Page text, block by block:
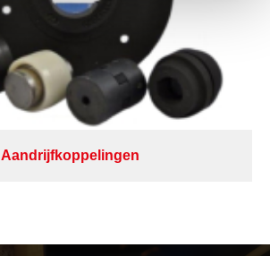
Aandrijfkoppelingen